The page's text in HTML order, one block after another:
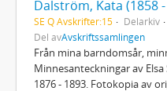
SE Q Avskrifter:15
Delarkiv
Del avAvskriftssamlingen
Från mina barndomsår,
Minnesanteckningar av
1876 - 1893. Fotokopia av